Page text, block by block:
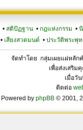
• สติปัฏฐาน • กฎแห่งกรรม •
• เสียงสวดมนต์ • ประวัติพระพุท
จัดทำโดย กลุ่มเผยแผ่หลัก
เพื่อส่งเสริม
เมื่อวั
ติดต่อ
Powered by phpBB © 2001,